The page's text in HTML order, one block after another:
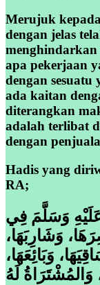
Merujuk
dengan jelas
apa pekerjaan
dengan
ada kaitan
diterangkan
adalah terlibat
dengan
Hadis yang
RA;
وَسَلَّمَ فِي
وَشَارِبَهَا،
وَبَائِعَهَا،
وَالمُشْتَرَاةُ لَهُ